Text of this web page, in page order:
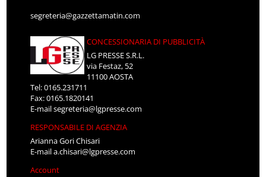
segreteria@gazzettamatin.com
CONCESSIONARIA DI PUBBLICITÀ
LG PRESSE S.R.L.
via Festaz, 52
11100 AOSTA
Tel: 0165.231711
Fax: 0165.1820141
E-mailsegreteria@lgpresse.com
RESPONSABILE DI AGENZIA
Arianna Gori Chisari
E-maila.chisari@lgpresse.com
Account